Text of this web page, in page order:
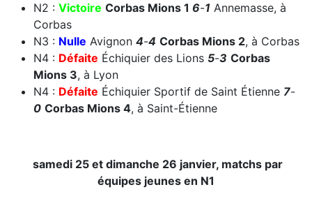
N2 : Victoire Corbas Mions 1 6-1 Annemasse, à
Corbas
N3 : Nulle Avignon 4-4 Corbas Mions 2, à Corbas
N4 : Défaite Échiquier des Lions 5-3 Corbas
Mions 3, à Lyon
N4 : Défaite Échiquier Sportif de Saint Étienne 7-
0 Corbas Mions 4, à Saint-Étienne
samedi 25 et dimanche 26 janvier, matchs par
équipes jeunes en N1